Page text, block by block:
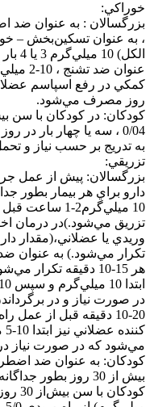
خوراكي:
، به عنوان تسكين‌بخش –
روز مصرف مي‌شود.
0/04 ، سه يا چهار
به تدريج بر حسب نياز و
تزريقي:
بزرگسالان: پيش از عمل
دارو براي هر بيمار بطور
10 ميلي‌گرم2-
هر 15-10 دقيقه
20-10 دقيقه قبل از
مي‌شود كه در صورت نياز در فواصل 3 يا 4
كودكان: به عنوان ضد
بيش از 30 روز بطور